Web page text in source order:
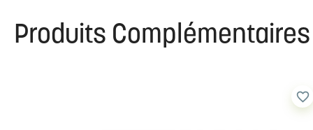
Produits Complémentaires
favorite_border